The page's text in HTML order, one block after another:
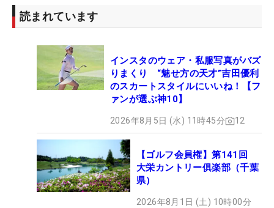
読まれています
インスタのウェア・私服写真がバズ
りまくり “魅せ方の天才”吉田優利
のスカートスタイルにいいね！【フ
ァンが選ぶ神10】
2026年8月5日 (水) 11時45分 12
【ゴルフ会員権】第141回
大栄カントリー俱楽部（千葉
県）
2026年8月1日 (土) 10時00分